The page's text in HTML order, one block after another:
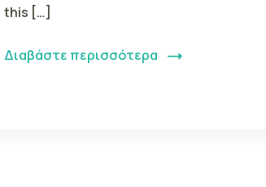
this […]
Διαβάστε περισσότερα